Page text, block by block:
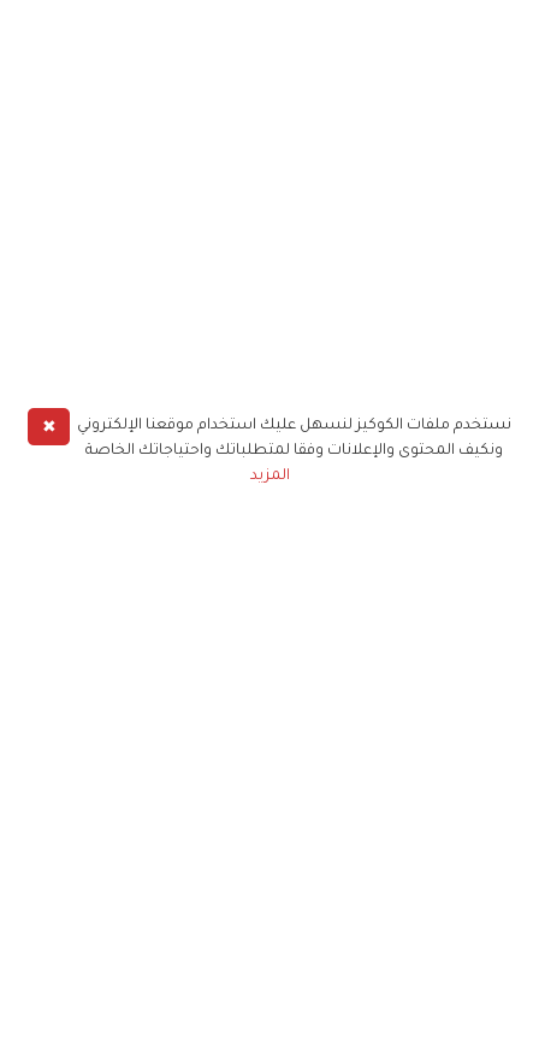
✖
نستخدم ملفات الكوكيز لنسهل عليك استخدام موقعنا الإلكتروني
ونكيف المحتوى والإعلانات وفقا لمتطلباتك واحتياجاتك الخاصة
المزيد